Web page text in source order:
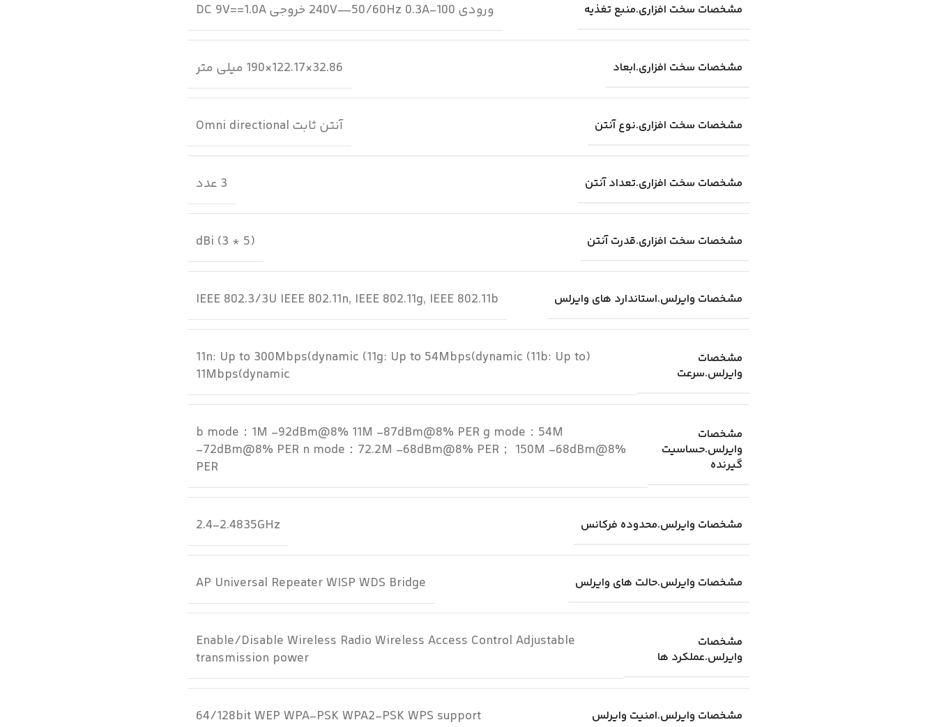
مشخصات سخت افزاری.منبع تغذیه ورودی 100-240V—50/60Hz 0.3A خروجی DC 9V==1.0A
مشخصات سخت افزاری.ابعاد 32.86×122.17×190 میلی متر
مشخصات سخت افزاری.نوع آنتن آنتن ثابت Omni directional
مشخصات سخت افزاری.تعداد آنتن 3 عدد
مشخصات سخت افزاری.قدرت آنتن (5 * 3) dBi
مشخصات وایرلس.استاندارد های وایرلس IEEE 802.3/3U IEEE 802.11n, IEEE 802.11g, IEEE 802.11b
مشخصات
وایرلس.سرعت
(11n: Up to 300Mbps(dynamic (11g: Up to 54Mbps(dynamic (11b: Up to
11Mbps(dynamic
مشخصات
وایرلس.حساسیت
گیرنده
b mode：1M -92dBm@8% 11M -87dBm@8% PER g mode：54M
-72dBm@8% PER n mode：72.2M -68dBm@8% PER； 150M -68dBm@8%
PER
مشخصات وایرلس.محدوده فرکانس 2.4-2.4835GHz
مشخصات وایرلس.حالت های وایرلس AP Universal Repeater WISP WDS Bridge
مشخصات
وایرلس.عملکرد ها
Enable/Disable Wireless Radio Wireless Access Control Adjustable
transmission power
مشخصات وایرلس.امنیت وایرلس 64/128bit WEP WPA-PSK WPA2-PSK WPS support